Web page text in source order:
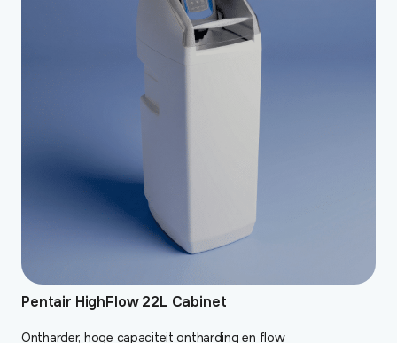
Pentair HighFlow 22L Cabinet
Ontharder, hoge capaciteit ontharding en flow